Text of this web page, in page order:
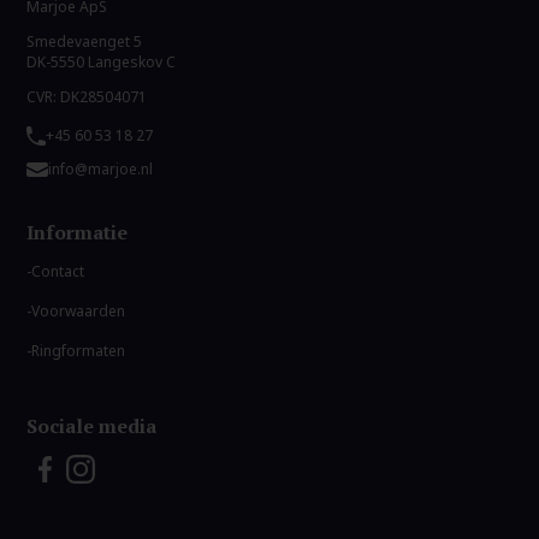
Marjoe ApS
Smedevaenget 5
DK-5550 Langeskov C
CVR: DK28504071
+45 60 53 18 27
info@marjoe.nl
Informatie
Contact
Voorwaarden
Ringformaten
Sociale media